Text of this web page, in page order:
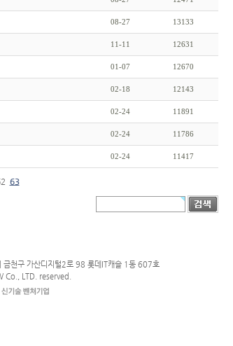
08-27 13133
11-11 12631
01-07 12670
02-18 12143
02-24 11891
02-24 11786
02-24 11417
63
천구 가산디지털2로 98 롯데IT캐슬 1동 607호
LTD. reserved.